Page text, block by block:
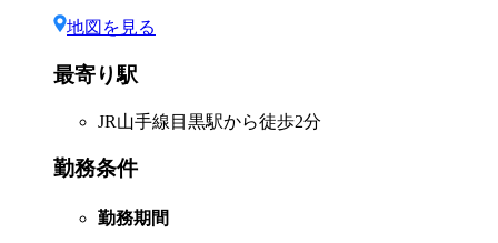
地図を見る
最寄り駅
JR山手線目黒駅から徒歩2分
勤務条件
勤務期間